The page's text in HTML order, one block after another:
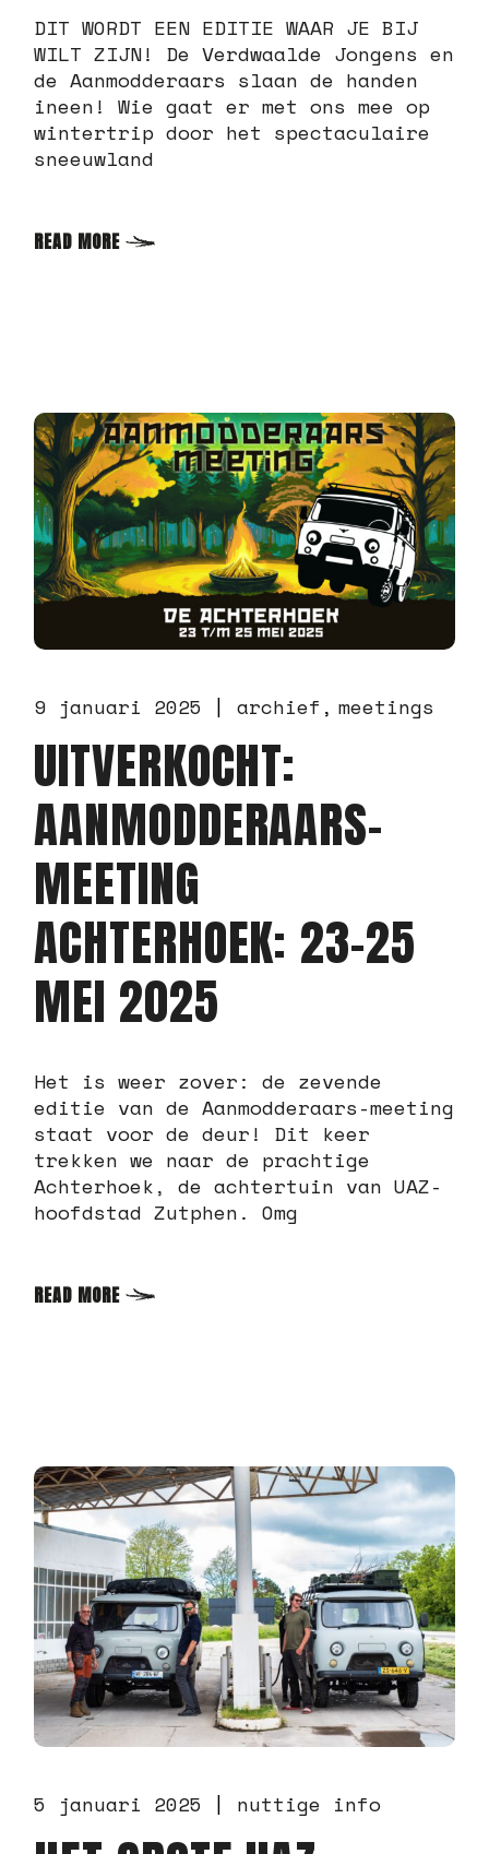
DIT WORDT EEN EDITIE WAAR JE BIJ
WILT ZIJN! De Verdwaalde Jongens en
de Aanmodderaars slaan de handen
ineen! Wie gaat er met ons mee op
wintertrip door het spectaculaire
sneeuwland
READ MORE
9 januari 2025 archief meetings
UITVERKOCHT:
AANMODDERAARS-
MEETING
ACHTERHOEK: 23-25
MEI 2025
Het is weer zover: de zevende
editie van de Aanmodderaars-meeting
staat voor de deur! Dit keer
trekken we naar de prachtige
Achterhoek, de achtertuin van UAZ-
hoofdstad Zutphen. Omg
READ MORE
5 januari 2025 nuttige info